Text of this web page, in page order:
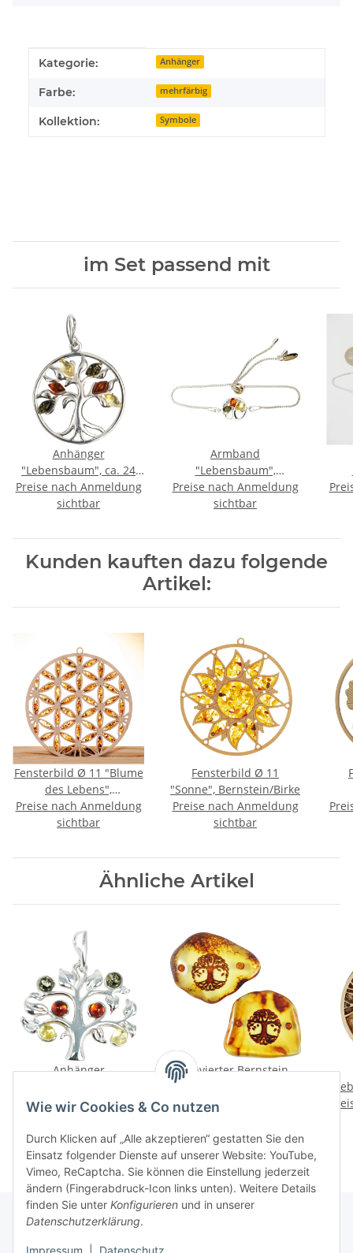
Wie wir Cookies & Co nutzen
Durch Klicken auf „Alle akzeptieren“ gestatten Sie den
Einsatz folgender Dienste auf unserer Website: YouTube,
Vimeo, ReCaptcha. Sie können die Einstellung jederzeit
ändern (Fingerabdruck-Icon links unten). Weitere Details
finden Sie unter Konfigurieren und in unserer
Datenschutzerklärung.
Produkteigenschaft
Wert
Kategorie: Anhänger
Farbe: mehrfärbig
Kollektion: Symbole
im Set passend mit
Anhänger
"Lebensbaum", ca. 24
mm, Bernstein, ES
Preise nach Anmeldung
sichtbar
Armband
"Lebensbaum",
Bernstein, ES
Preise nach Anmeldung
sichtbar
Kunden kauften dazu folgende
Artikel:
Fensterbild Ø 11 "Blume
des Lebens",
Bernstein/Birke
Preise nach Anmeldung
sichtbar
Fensterbild Ø 11
"Sonne", Bernstein/Birke
Preise nach Anmeldung
sichtbar
Ähnliche Artikel
Anhänger
Bernstein, ES
Preise nach Anmeldung
gravierter Bernstein
gebohrt
Preise nach Anmeldung